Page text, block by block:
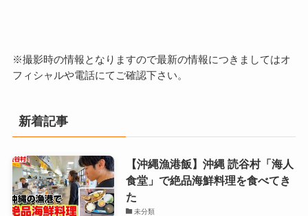
※撮影時の情報となりますので最新の情報につきましてはオ
フィシャルや電話にてご確認下さい。
新着記事
【沖縄漁港飯】沖縄 読谷村「海人
食堂」で絶品海鮮料理を食べてき
た
未分類